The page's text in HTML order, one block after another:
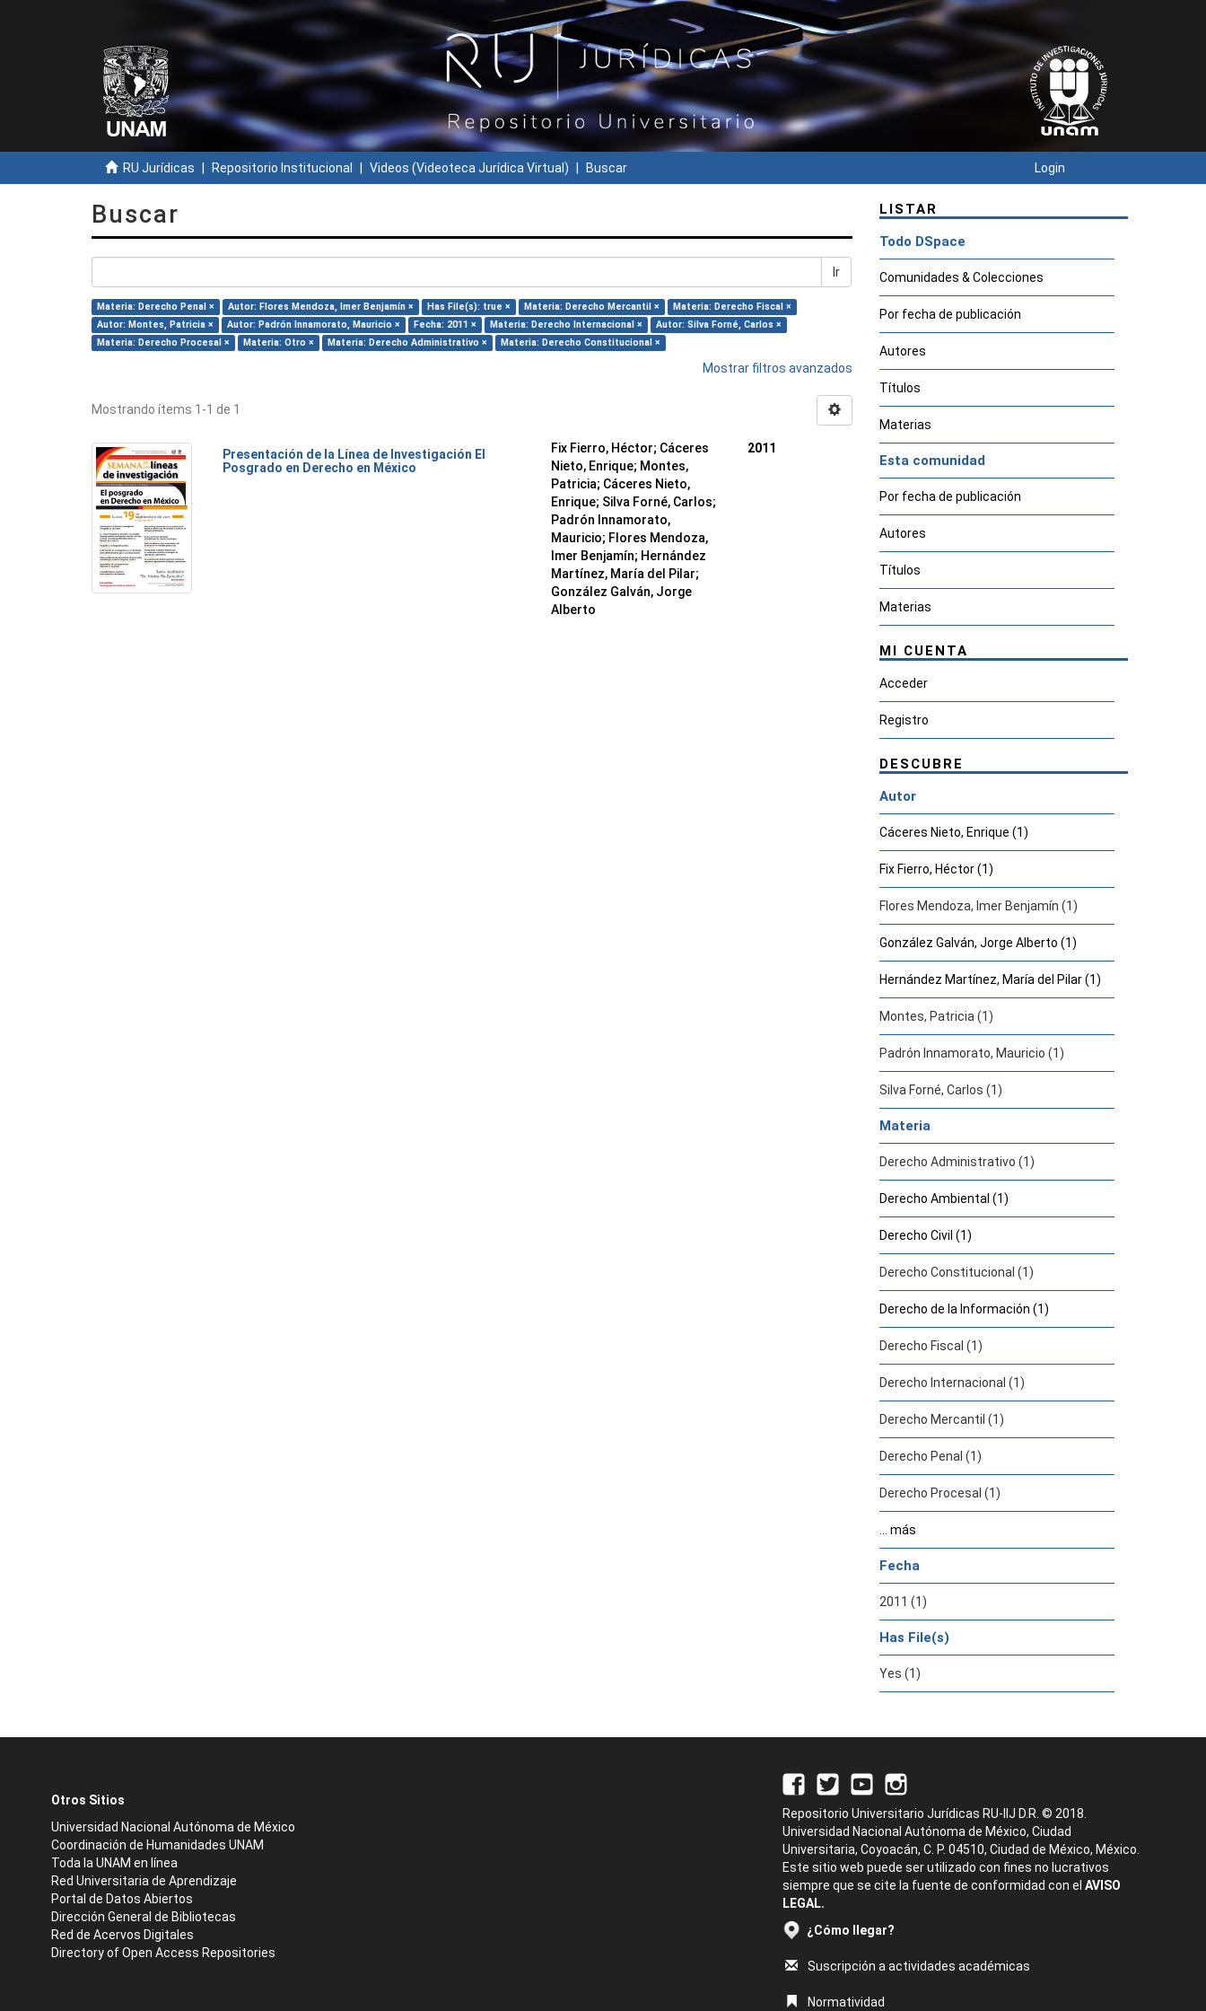
RU Jurídicas Repositorio Institucional Videos (Videoteca Jurídica Virtual) Buscar Login
Buscar
Ir
Materia: Derecho Penal × Autor: Flores Mendoza, Imer Benjamín × Has File(s): true × Materia: Derecho Mercantil ×
Materia: Derecho Fiscal ×
Autor: Montes, Patricia ×
Autor: Padrón Innamorato, Mauricio × Fecha: 2011 × Materia: Derecho Internacional ×
Autor: Silva Forné, Carlos ×
Materia: Derecho Procesal ×
Materia: Otro × Materia: Derecho Administrativo × Materia: Derecho Constitucional ×
Mostrar filtros avanzados
Mostrando ítems 1-1 de 1
Presentación de la Línea de Investigación El
Posgrado en Derecho en México
Fix Fierro, Héctor; Cáceres
Nieto, Enrique; Montes,
Patricia; Cáceres Nieto,
Enrique; Silva Forné, Carlos;
Padrón Innamorato,
Mauricio; Flores Mendoza,
Imer Benjamín; Hernández
Martínez, María del Pilar;
González Galván, Jorge
Alberto
2011
LISTAR
Todo DSpace
Comunidades & Colecciones
Por fecha de publicación
Autores
Títulos
Materias
Esta comunidad
Por fecha de publicación
Autores
Títulos
Materias
MI CUENTA
Acceder
Registro
DESCUBRE
Autor
Cáceres Nieto, Enrique (1)
Fix Fierro, Héctor (1)
Flores Mendoza, Imer Benjamín (1)
González Galván, Jorge Alberto (1)
Hernández Martínez, María del Pilar (1)
Montes, Patricia (1)
Padrón Innamorato, Mauricio (1)
Silva Forné, Carlos (1)
Materia
Derecho Administrativo (1)
Derecho Ambiental (1)
Derecho Civil (1)
Derecho Constitucional (1)
Derecho de la Información (1)
Derecho Fiscal (1)
Derecho Internacional (1)
Derecho Mercantil (1)
Derecho Penal (1)
Derecho Procesal (1)
... más
Fecha
2011 (1)
Has File(s)
Yes (1)
Otros Sitios
Universidad Nacional Autónoma de México
Coordinación de Humanidades UNAM
Toda la UNAM en línea
Red Universitaria de Aprendizaje
Portal de Datos Abiertos
Dirección General de Bibliotecas
Red de Acervos Digitales
Directory of Open Access Repositories
Repositorio Universitario Jurídicas RU-IIJ D.R. © 2018.
Universidad Nacional Autónoma de México, Ciudad
Universitaria, Coyoacán, C. P. 04510, Ciudad de México, México.
Este sitio web puede ser utilizado con fines no lucrativos
siempre que se cite la fuente de conformidad con el AVISO
LEGAL.
¿Cómo llegar?
Suscripción a actividades académicas
Normatividad